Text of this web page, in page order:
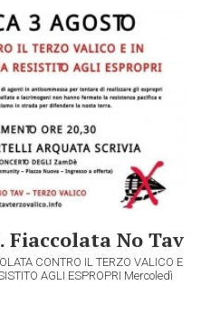
No Tav
CONTRO IL TERZO VALICO E
AGLI ESPROPRI Mercoledì